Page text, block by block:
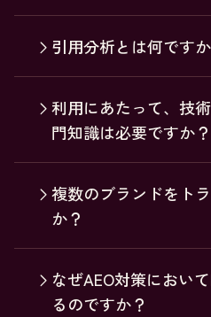
引用分析とは何です
利用にあたって、技
門知識は必要ですか？
複数のブランドをト
か？
なぜAEO対策におい
るのですか？